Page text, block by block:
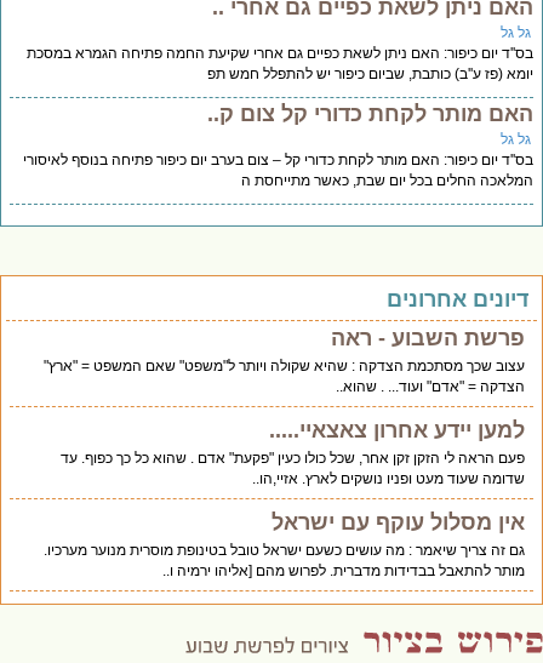
ניתן לשאת כפיים גם אחרי ..
גל
יום כיפור: האם ניתן לשאת כפיים גם אחרי שקיעת החמה פתיחה הגמרא במסכת
(פז ע''ב) כותבת, שביום כיפור יש להתפלל חמש תפ
מותר לקחת כדורי קל צום ק..
גל
יום כיפור: האם מותר לקחת כדורי קל – צום בערב יום כיפור פתיחה בנוסף לאיסורי
החלים בכל יום שבת, כאשר מתייחסת ה
אחרונים
פרשת השבוע - ראה
עצוב שכך מסתכמת הצדקה : שהיא שקולה ויותר ל"משפט" שאם המשפט = "ארץ"
הצדקה = "אדם" ועוד... . שהוא..
למען יידע אחרון צאצאיי.....
פעם הראה לי הזקן זקן אחר, שכל כולו כעין "פקעת" אדם . שהוא כל כך כפוף. עד
שדומה שעוד מעט ופניו נושקים לארץ. אזיי,הו..
אין מסלול עוקף עם ישראל
גם זה צריך שיאמר : מה עושים כשעם ישראל טובל בטינופת מוסרית מנוער מערכיו.
מותר להתאבל בבדידות מדברית. לפרוש מהם [אליהו ירמיה ו..